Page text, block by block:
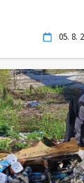
05. 8.